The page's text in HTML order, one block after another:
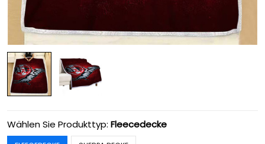
Wählen Sie Produkttyp: Fleecedecke